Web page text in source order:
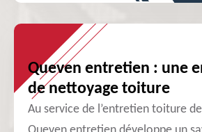
Queven entretien : une
de nettoyage toiture
Au service de l’entretien toiture